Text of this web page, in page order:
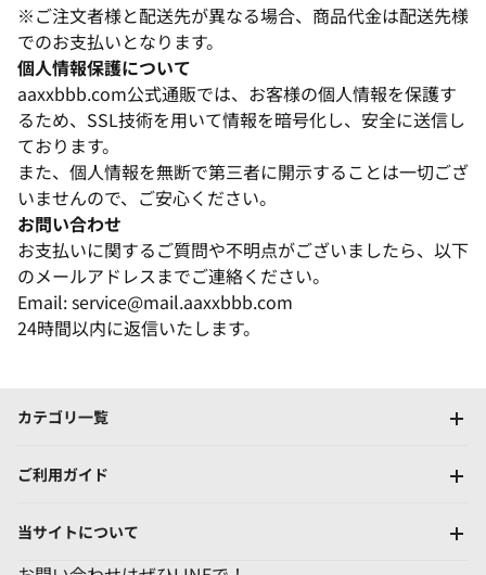
※ご注文者様と配送先が異なる場合、商品代金は配送先様
でのお支払いとなります。
個人情報保護について
aaxxbbb.com公式通販では、お客様の個人情報を保護す
るため、SSL技術を用いて情報を暗号化し、安全に送信し
ております。
また、個人情報を無断で第三者に開示することは一切ござ
いませんので、ご安心ください。
お問い合わせ
お支払いに関するご質問や不明点がございましたら、以下
のメールアドレスまでご連絡ください。
Email: service@mail.aaxxbbb.com
24時間以内に返信いたします。
カテゴリ一覧
ご利用ガイド
当サイトについて